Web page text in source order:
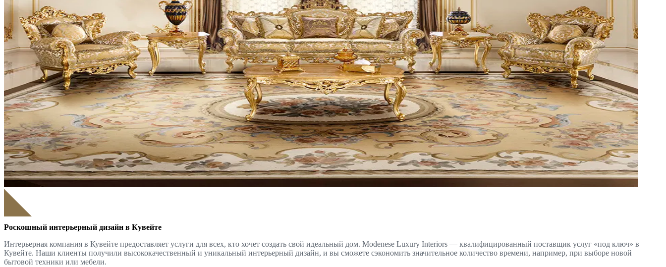
Роскошный интерьерный дизайн в Кувейте
Интерьерная компания в Кувейте предоставляет услуги для всех, кто хочет создать свой идеальный дом. Modenese Luxury Interiors — квалифицированный поставщик услуг «под ключ» в
Кувейте. Наши клиенты получили высококачественный и уникальный интерьерный дизайн, и вы сможете сэкономить значительное количество времени, например, при выборе новой
бытовой техники или мебели.